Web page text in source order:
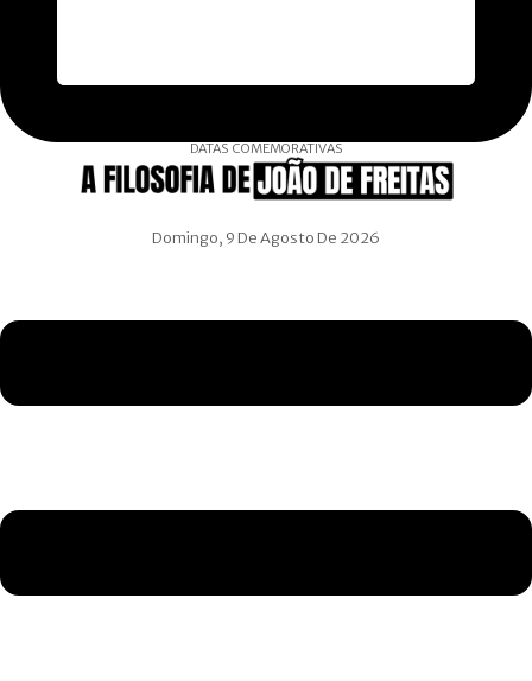
DATAS COMEMORATIVAS
Domingo, 9 De Agosto De 2026